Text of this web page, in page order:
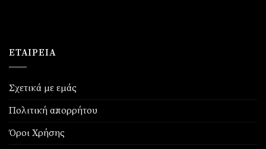
ΕΤΑΙΡΕΊΑ
Σχετικά με εμάς
Πολιτική απορρήτου
Όροι Χρήσης